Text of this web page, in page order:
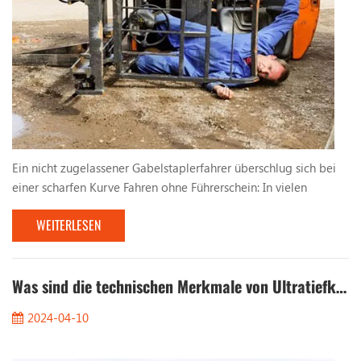
Ein nicht zugelassener Gabelstaplerfahrer überschlug sich bei
einer scharfen Kurve Fahren ohne Führerschein: In vielen
Fabriken und Logistikzentren werden aufgrund dringenden
Produktionsbedarfs teilweise Arbeitskräfte eingestellt, denen
eine qualifizierte Ausbildung und Qualifikation fehlt, um
Gabelstapler zu bedienen . Diesen nicht lizenzierten Fahrern
mangelt es an grundlegenden Kenntnissen und ...
WEITERLESEN
Was sind die technischen Merkmale von Ultratiefkühlstaplern?
2024-04-10